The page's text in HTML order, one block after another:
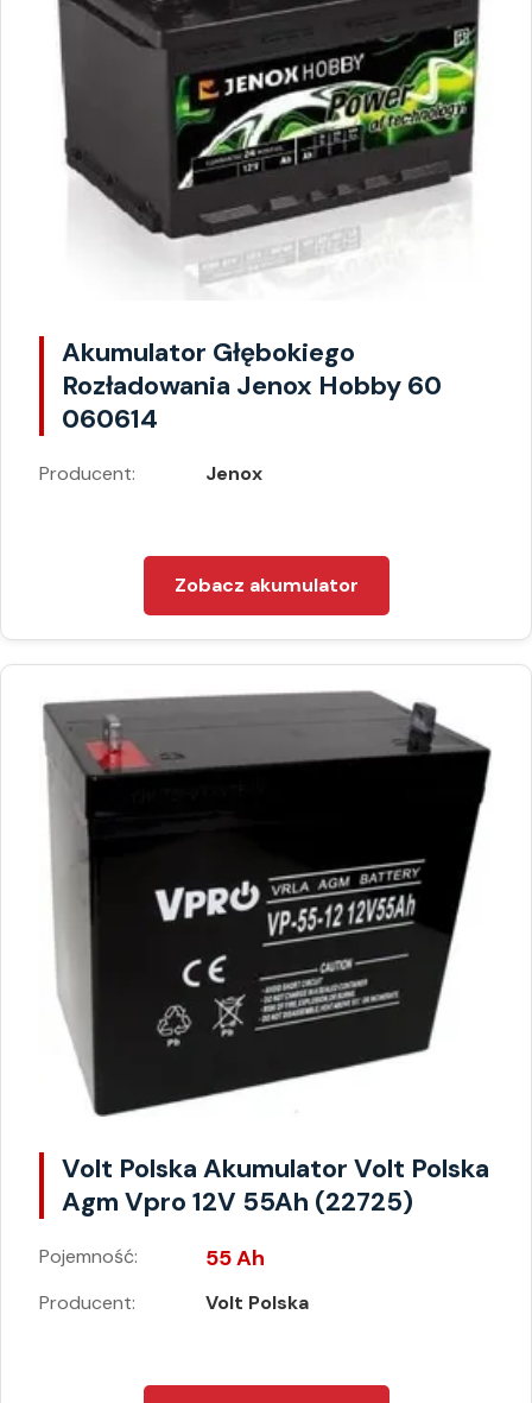
Akumulator Głębokiego
Rozładowania Jenox Hobby 60
060614
Producent: Jenox
Zobacz akumulator
Volt Polska Akumulator Volt Polska
Agm Vpro 12V 55Ah (22725)
Pojemność: 55 Ah
Producent: Volt Polska